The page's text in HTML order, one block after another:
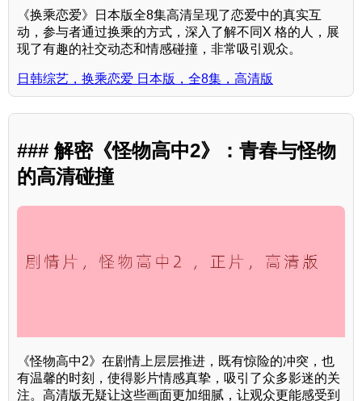
《换乘恋爱》日本版全8集高清呈现了恋爱中的真实互
动，参与者通过换乘的方式，深入了解不同X 格的人，展
现了有趣的社交动态和情感碰撞，非常吸引观众。
日韩综艺，换乘恋爱 日本版，全8集，高清版
### 解密《怪物高中2》：青春与怪物
的高清碰撞
《怪物高中2》在剧情上层层推进，既有惊险的冲突，也
有温馨的时刻，使得影片情感真挚，吸引了众多影迷的关
注。高清版无疑让这些画面更加细腻，让观众更能感受到